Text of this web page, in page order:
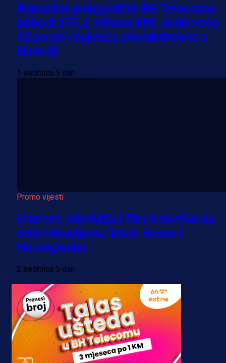
Rekordno polugodište BH Telecoma:
prihodi 275,2 miliona KM, dobit veća
12 posto i najveća produktivnost u
historiji
1 sedmica 5 dan
Promo vijesti
Internet, televizija i fiksni telefon na
svim lokacijama širom Bosne i
Hercegovine
2 sedmica 5 dan